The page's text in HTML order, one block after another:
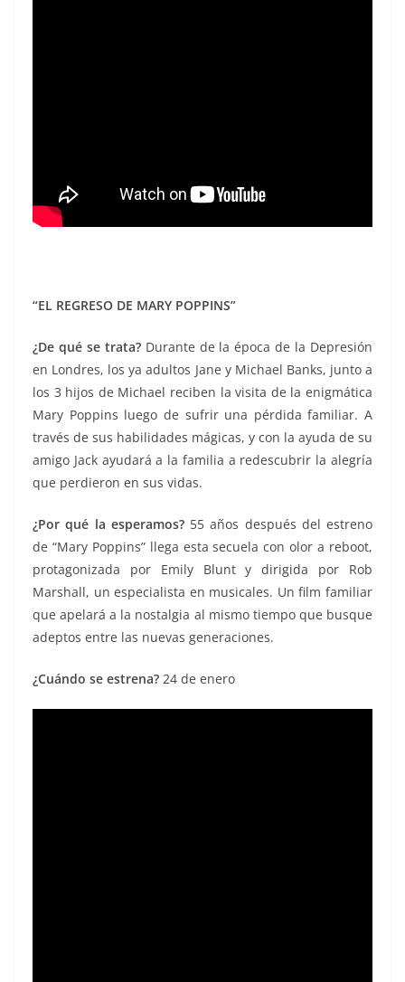
“EL REGRESO DE MARY POPPINS”
¿De qué se trata?Durante de la época de la Depresión
en Londres, los ya adultos Jane y Michael Banks, junto a
los 3 hijos de Michael reciben la visita de la enigmática
Mary Poppins luego de sufrir una pérdida familiar. A
través de sus habilidades mágicas, y con la ayuda de su
amigo Jack ayudará a la familia a redescubrir la alegría
que perdieron en sus vidas.
¿Por qué la esperamos?55 años después del estreno
de “Mary Poppins” llega esta secuela con olor a reboot,
protagonizada por Emily Blunt y dirigida por Rob
Marshall, un especialista en musicales. Un film familiar
que apelará a la nostalgia al mismo tiempo que busque
adeptos entre las nuevas generaciones.
¿Cuándo se estrena? 24 de enero